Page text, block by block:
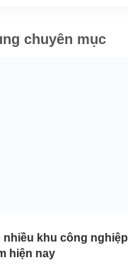
chuyên mục
nhiều khu công nghiệp
hiện nay